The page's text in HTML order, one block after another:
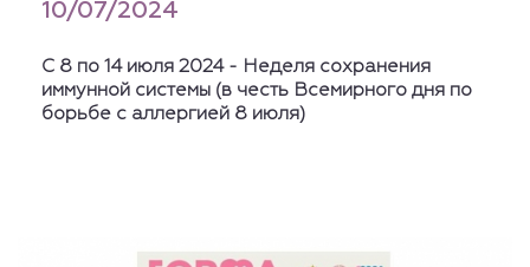
10/07/2024
С 8 по 14 июля 2024 - Неделя сохранения
иммунной системы (в честь Всемирного дня по
борьбе с аллергией 8 июля)